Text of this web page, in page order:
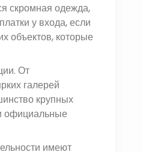
скромная одежда,
у входа, если
объектов, которые
От
галерей
крупных
официальные
имеют